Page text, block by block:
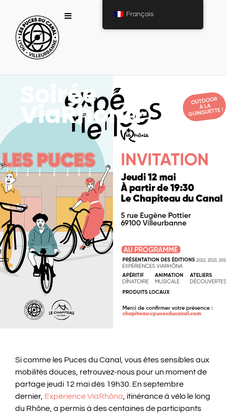
Soirée
ViaRhôna
Si comme les Puces du Canal, vous êtes sensibles aux
mobilités douces, retrouvez-nous pour un moment de
partage jeudi 12 mai dès 19h30. En septembre
dernier, Expérience ViaRhôna , itinérance à vélo le long
du Rhône, a permis à des centaines de participants
Français